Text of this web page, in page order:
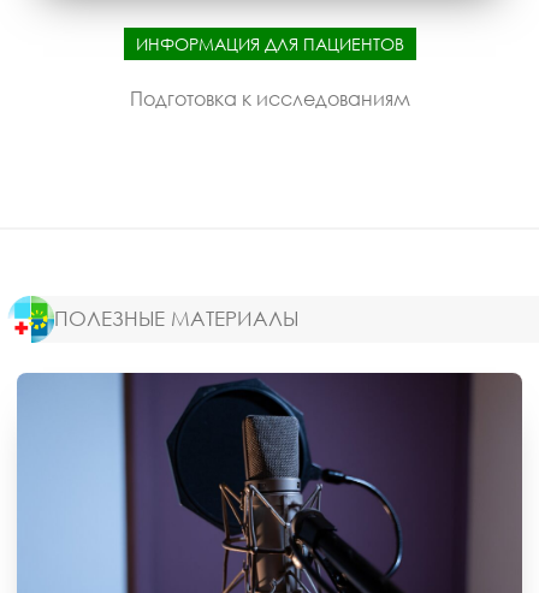
ИНФОРМАЦИЯ ДЛЯ ПАЦИЕНТОВ
Подготовка к исследованиям
ПОЛЕЗНЫЕ МАТЕРИАЛЫ